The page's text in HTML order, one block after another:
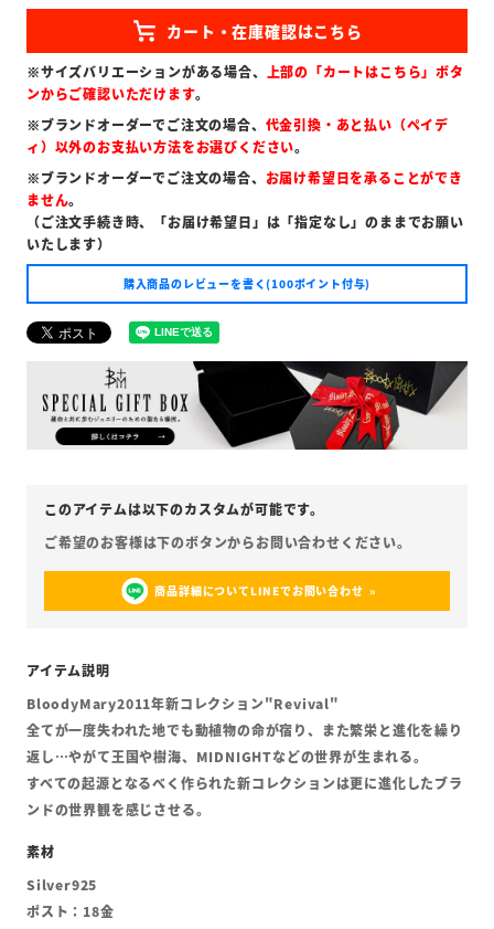
)
※サイズバリエーションがある場合、 上部の「カートはこちら」ボタ
ンからご確認いただけます。
※ブランドオーダーでご注文の場合、 代金引換・あと払い（ペイデ
ィ）以外のお支払い方法をお選びください。
※ブランドオーダーでご注文の場合、 お届け希望日を承ることができ
ません。
（ご注文手続き時、「お届け希望日」は「指定なし」のままでお願い
いたします）
購入商品のレビューを書く(100ポイント付与)
商品詳細についてLINEでお問い合わせ
BloodyMary2011年新コレクション"Revival"
全てが一度失われた地でも動植物の命が宿り、また繁栄と進化を繰り
返し…やがて王国や樹海、MIDNIGHTなどの世界が生まれる。
すべての起源となるべく作られた新コレクションは更に進化したブラ
ンドの世界観を感じさせる。
Silver925
ポスト：18金